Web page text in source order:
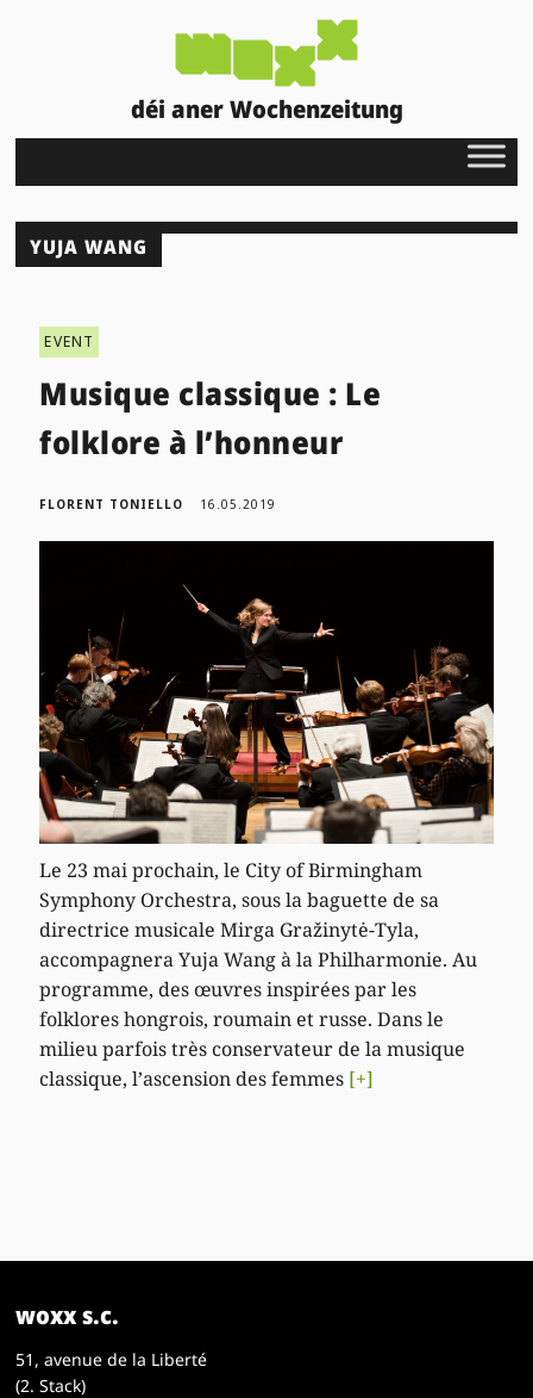
déi aner Wochenzeitung
YUJA WANG
EVENT
Musique classique : Le
folklore à l’honneur
FLORENT TONIELLO 16.05.2019
Le 23 mai prochain, le City of Birmingham
Symphony Orchestra, sous la baguette de sa
directrice musicale Mirga Gražinytė-Tyla,
accompagnera Yuja Wang à la Philharmonie. Au
programme, des œuvres inspirées par les
folklores hongrois, roumain et russe. Dans le
milieu parfois très conservateur de la musique
classique, l’ascension des femmes [+]
woxx s.c.
51, avenue de la Liberté
(2. Stack)